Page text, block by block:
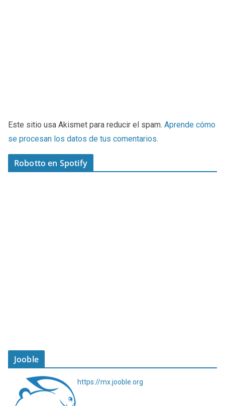
Este sitio usa Akismet para reducir el spam. Aprende cómo
se procesan los datos de tus comentarios.
Robotto en Spotify
Jooble
https://mx.jooble.org